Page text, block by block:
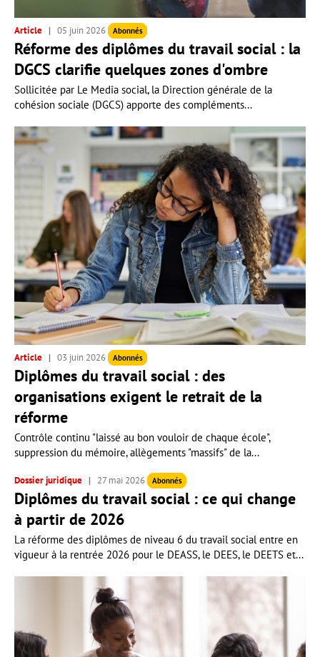
Article 05 juin 2026 Abonnés
Réforme des diplômes du travail social : la
DGCS clarifie quelques zones d'ombre
Sollicitée par Le Media social, la Direction générale de la
cohésion sociale (DGCS) apporte des compléments...
Article 03 juin 2026 Abonnés
Diplômes du travail social : des
organisations exigent le retrait de la
réforme
Contrôle continu "laissé au bon vouloir de chaque école",
suppression du mémoire, allègements "massifs" de la...
Dossier juridique 27 mai 2026 Abonnés
Diplômes du travail social : ce qui change
à partir de 2026
La réforme des diplômes de niveau 6 du travail social entre en
vigueur à la rentrée 2026 pour le DEASS, le DEES, le DEETS et...